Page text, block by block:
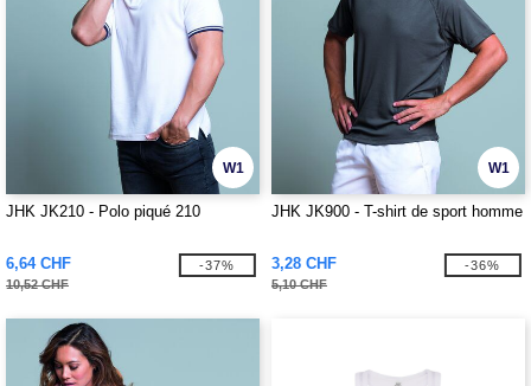
W1
JHK JK210 - Polo piqué 210
6,64 CHF
10,52 CHF
-37%
W1
JHK JK900 - T-shirt de sport homme
3,28 CHF
5,10 CHF
-36%